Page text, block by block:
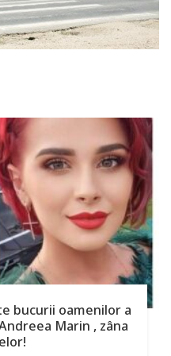
bucurii oamenilor a
Marin , zâna